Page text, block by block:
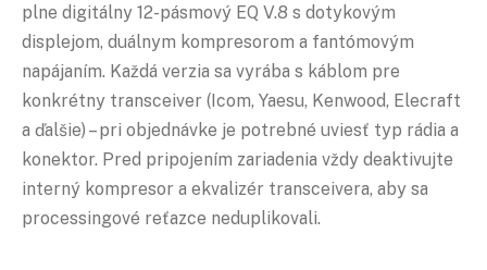
plne digitálny 12-pásmový EQ V.8 s dotykovým
displejom, duálnym kompresorom a fantómovým
napájaním. Každá verzia sa vyrába s káblom pre
konkrétny transceiver (Icom, Yaesu, Kenwood, Elecraft
a ďalšie) – pri objednávke je potrebné uviesť typ rádia a
konektor. Pred pripojením zariadenia vždy deaktivujte
interný kompresor a ekvalizér transceivera, aby sa
processingové reťazce neduplikovali.